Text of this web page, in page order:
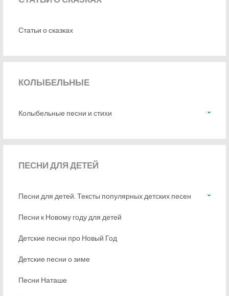
Статьи о сказках
КОЛЫБЕЛЬНЫЕ
Колыбельные песни и стихи
ПЕСНИДЛЯ ДЕТЕЙ
Песни для детей. Тексты популярных детских песен
Песни к Новому году для детей
Детские песни про Новый Год
Детские песни о зиме
Песни Наташе